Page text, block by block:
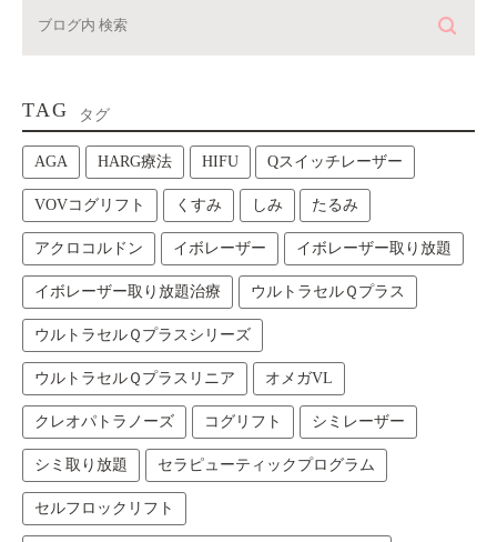
TAG タグ
AGA HARG療法 HIFU Qスイッチレーザー
VOVコグリフト くすみ しみ たるみ
アクロコルドン イボレーザー イボレーザー取り放題
イボレーザー取り放題治療 ウルトラセルＱプラス
ウルトラセルＱプラスシリーズ
ウルトラセルＱプラスリニア オメガVL
クレオパトラノーズ コグリフト シミレーザー
シミ取り放題 セラピューティックプログラム
セルフロックリフト